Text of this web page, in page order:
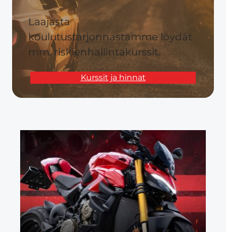
Laajasta
koulutustarjonnastamme löydät
mm. riskienhallintakurssit.
Kurssit ja hinnat